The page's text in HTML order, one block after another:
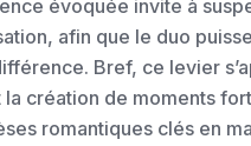
évoquée invite à
afin que le duo
Bref, ce levier
création de moments
romantiques clés en